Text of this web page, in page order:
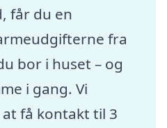
får du en
fra
bor i huset – og
i gang. Vi
få kontakt til 3